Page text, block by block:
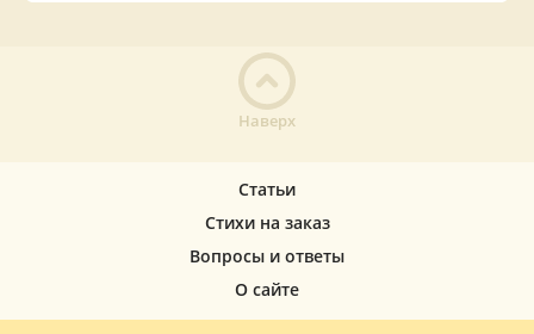
Наверх
Статьи
Стихи на заказ
Вопросы и ответы
О сайте